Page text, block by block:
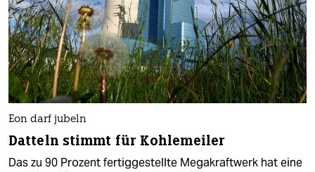
Eon darf jubeln
Datteln stimmt für Kohlemeiler
Das zu 90 Prozent fertiggestellte Megakraftwerk hat eine